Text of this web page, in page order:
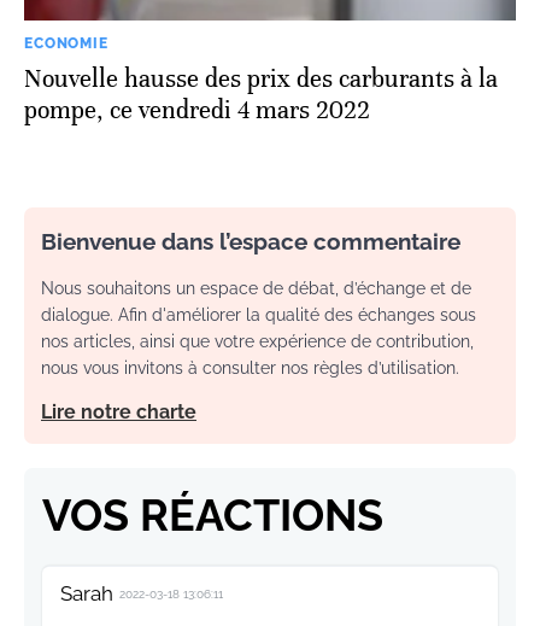
ECONOMIE
Nouvelle hausse des prix des carburants à la
pompe, ce vendredi 4 mars 2022
Bienvenue dans l’espace commentaire
Nous souhaitons un espace de débat, d’échange et de
dialogue. Afin d'améliorer la qualité des échanges sous
nos articles, ainsi que votre expérience de contribution,
nous vous invitons à consulter nos règles d’utilisation.
Lire notre charte
VOS RÉACTIONS
Sarah 2022-03-18 13:06:11